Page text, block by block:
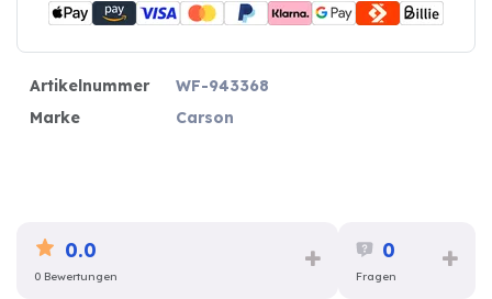
Artikelnummer
WF-943368
Marke
Carson
0.0
0 Bewertungen
0
Fragen